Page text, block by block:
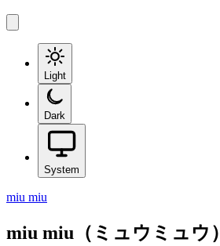
Light
Dark
System
miu miu
miu miu（ミュウミュウ）